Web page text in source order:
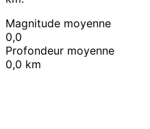
Magnitude moyenne
0,0
Profondeur moyenne
0,0 km